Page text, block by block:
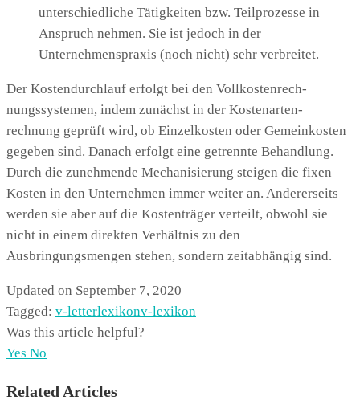
unterschiedliche Tätigkeiten bzw. Teilprozesse in
Anspruch nehmen. Sie ist jedoch in der
Unternehmenspraxis (noch nicht) sehr verbreitet.
Der Kostendurchlauf erfolgt bei den Vollkostenrech-
nungssystemen, indem zunächst in der Kostenarten-
rechnung geprüft wird, ob Einzelkosten oder Gemeinkosten
gegeben sind. Danach erfolgt eine getrennte Behandlung.
Durch die zunehmende Mechanisierung steigen die fixen
Kosten in den Unternehmen immer weiter an. Andererseits
werden sie aber auf die Kostenträger verteilt, obwohl sie
nicht in einem direkten Verhältnis zu den
Ausbringungsmengen stehen, sondern zeitabhängig sind.
Updated on September 7, 2020
Tagged: v-letterlexikonv-lexikon
Was this article helpful?
Yes No
Related Articles